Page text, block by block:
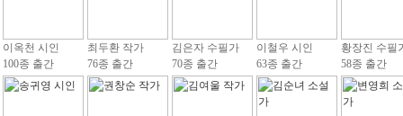
이옥천 시인
100종 출간
최두환 작가
76종 출간
김은자 수필가
70종 출간
이철우 시인
63종 출간
황장진 수필
58종 출간